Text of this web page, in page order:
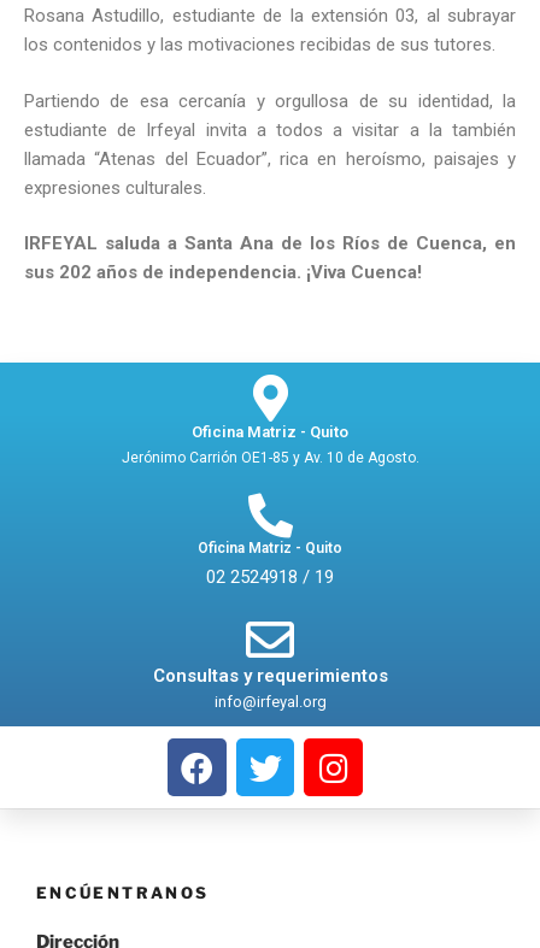
Rosana Astudillo, estudiante de la extensión 03, al subrayar
los contenidos y las motivaciones recibidas de sus tutores.
Partiendo de esa cercanía y orgullosa de su identidad, la
estudiante de Irfeyal invita a todos a visitar a la también
llamada “Atenas del Ecuador”, rica en heroísmo, paisajes y
expresiones culturales.
IRFEYAL saluda a Santa Ana de los Ríos de Cuenca, en
sus 202 años de independencia. ¡Viva Cuenca!
Oficina Matriz - Quito
Jerónimo Carrión OE1-85 y Av. 10 de Agosto.
Oficina Matriz - Quito
02 2524918 / 19
Consultas y requerimientos
info@irfeyal.org
ENCÚENTRANOS
Dirección